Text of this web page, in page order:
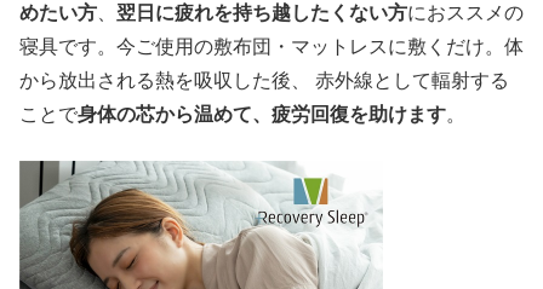
めたい方
翌日に疲れを持ち越したくない方におススメの
寝具です。今ご使用の敷布団・マットレスに敷くだけ。体
から放出される熱を吸収した後、 赤外線として輻射する
ことで身体の芯から温めて、疲労回復を助けます。